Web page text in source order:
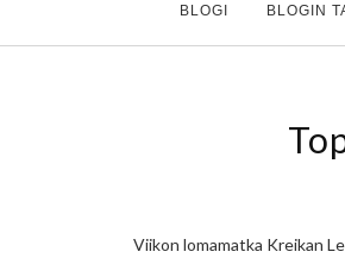
BLOGI BLOGIN
Viikon lomamatka Kreikan